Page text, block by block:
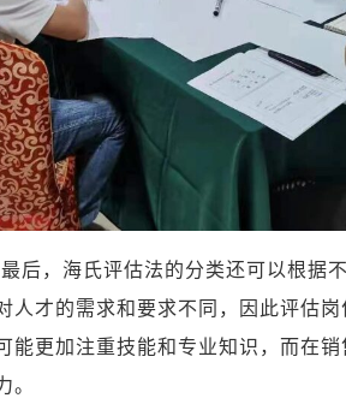
最后，海氏评估法的分类还可以根据
人才的需求和要求不同，因此评估
能更加注重技能和专业知识，而在